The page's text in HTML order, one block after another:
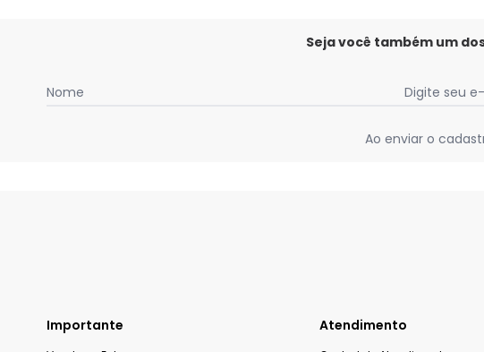
Seja você também um
Nome Digite seu
Ao enviar o
Importante Atendimento